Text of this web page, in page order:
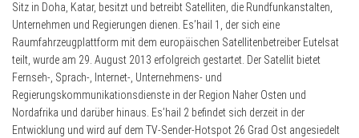
Sitz in Doha, Katar, besitzt und betreibt Satelliten, die Rundfunkanstalten,
Unternehmen und Regierungen dienen. Es’hail 1, der sich eine
Raumfahrzeugplattform mit dem europäischen Satellitenbetreiber Eutelsat
teilt, wurde am 29. August 2013 erfolgreich gestartet. Der Satellit bietet
Fernseh-, Sprach-, Internet-, Unternehmens- und
Regierungskommunikationsdienste in der Region Naher Osten und
Nordafrika und darüber hinaus. Es’hail 2 befindet sich derzeit in der
Entwicklung und wird auf dem TV-Sender-Hotspot 26 Grad Ost angesiedelt